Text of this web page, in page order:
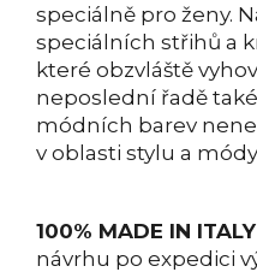
speciálně pro ženy.
speciálních střihů a
které obzvláště
neposlední řadě
módních barev
v oblasti stylu a módy
100% MADE IN ITALY
návrhu po expedici